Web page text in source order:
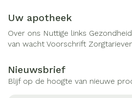
Uw apotheek
Over ons Nuttige links
van wacht Voorschrift
Nieuwsbrief
Blijf op de hoogte van nieuwe